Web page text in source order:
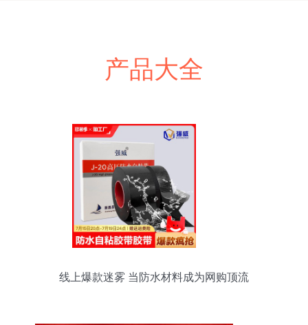
产品大全
线上爆款迷雾 当防水材料成为网购顶流